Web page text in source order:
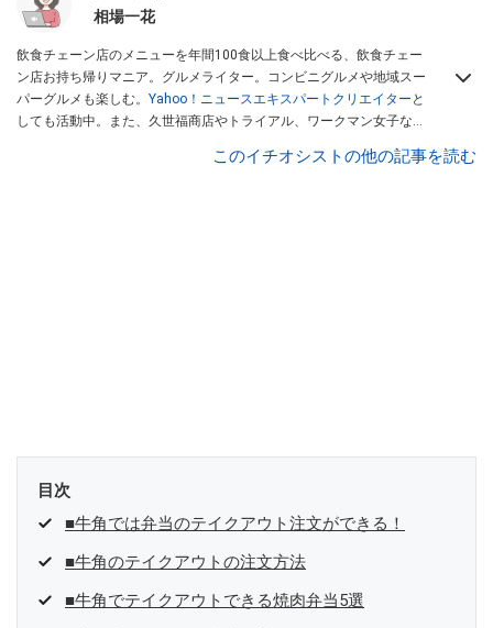
相場一花
飲食チェーン店のメニューを年間100食以上食べ比べる、飲食チェー
ン店お持ち帰りマニア。グルメライター。コンビニグルメや地域スー
パーグルメも楽しむ。 Yahoo！ニュースエキスパートクリエイター と
しても活動中。また、久世福商店やトライアル、ワークマン女子など
、集英社「週刊プレイボーイ」、宝島
このイチオシストの他の記事を読む
目次
■牛角では弁当のテイクアウト注文ができる！
■牛角のテイクアウトの注文方法
■牛角でテイクアウトできる焼肉弁当5選